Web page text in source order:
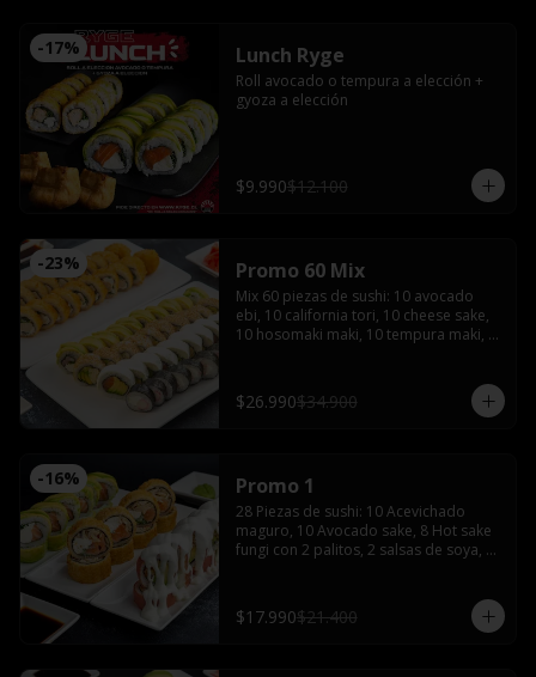
-17% Lunch Ryge
Roll avocado o tempura a elección +
gyoza a elección
$9.990$12.100
-23% Promo 60 Mix
Mix 60 piezas de sushi: 10 avocado
ebi, 10 california tori, 10 cheese sake,
10 hosomaki maki, 10 tempura maki,
palitos
$26.990$34.900
-16% Promo 1
28 Piezas de sushi: 10 Acevichado
maguro, 10 Avocado sake, 8 Hot sake
fungi con 2 palitos, 2 salsas de soya, 1
$17.990$21.400